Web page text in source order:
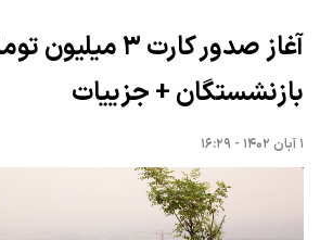
آغاز صدور کارت ۳
بازنشستگان + جزییات
۱ آبان ۱۴۰۲ - ۱۶:۲۹